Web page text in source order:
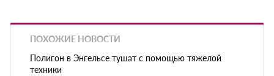
ПОХОЖИЕ НОВОСТИ
Полигон в Энгельсе тушат с помощью тяжелой
техники